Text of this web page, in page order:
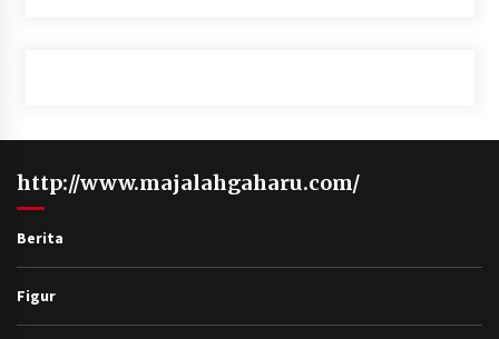
http://www.majalahgaharu.com/
Berita
Figur